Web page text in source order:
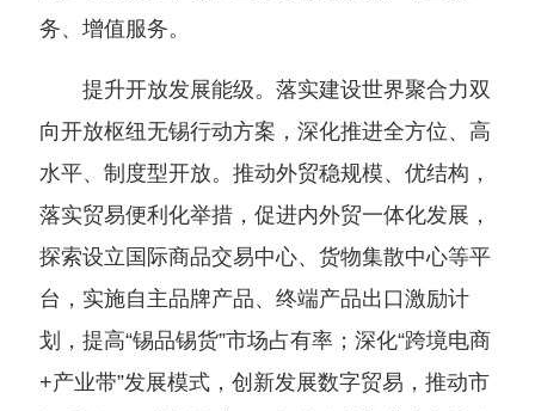
务、增值服务。
提升开放发展能级。落实建设世界聚合力双
向开放枢纽无锡行动方案，深化推进全方位、高
水平、制度型开放。推动外贸稳规模、优结构，
落实贸易便利化举措，促进内外贸一体化发展，
探索设立国际商品交易中心、货物集散中心等平
台，实施自主品牌产品、终端产品出口激励计
划，提高“锡品锡货”市场占有率；深化“跨境电商
+产业带”发展模式，创新发展数字贸易，推动市